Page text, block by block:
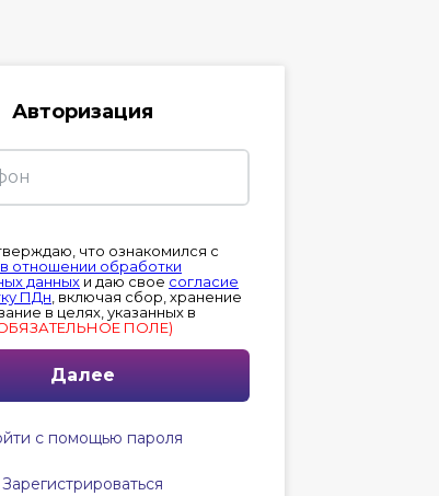
Авторизация
что ознакомился с
отношении обработки
данных и даю свое согласие
ПДн , включая сбор, хранение
в целях, указанных в
ПОЛЕ)
Далее
с помощью пароля
Зарегистрироваться